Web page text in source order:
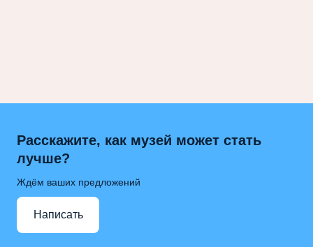
Расскажите, как музей может стать
лучше?
Ждём ваших предложений
Написать